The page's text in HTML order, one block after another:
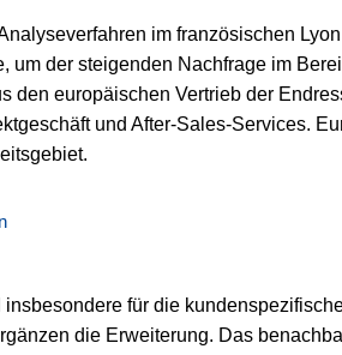
im französischen
der steigenden Nachfrage im
den europäischen Vertrieb der
und After-Sales-Services.
für die
die Erweiterung. Das